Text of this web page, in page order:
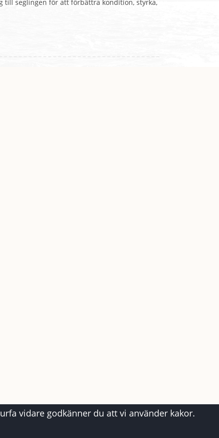
till seglingen för att förbättra kondition, styrka,
vidare godkänner du att vi använder kakor.